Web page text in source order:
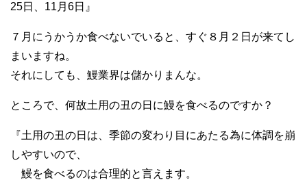
25日、11月6日』
７月にうかうか食べないでいると、すぐ８月２日が来てし
まいますね。
それにしても、鰻業界は儲かりまんな。
ところで、何故土用の丑の日に鰻を食べるのですか？
『土用の丑の日は、季節の変わり目にあたる為に体調を崩
しやすいので、
鰻を食べるのは合理的と言えます。